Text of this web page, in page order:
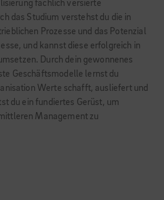
fachlich versierte
das Studium verstehst du die in
Prozesse und das Potenzial
und kannst diese erfolgreich in
Durch dein gewonnenes
Geschäftsmodelle lernst du
Werte schafft, ausliefert und
du ein fundiertes Gerüst, um
Management zu